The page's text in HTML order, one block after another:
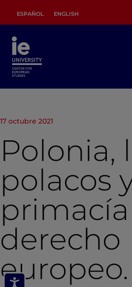
ESPAÑOL ENGLISH
17 octubre 2021
Polonia,
polacos
derecho
europeo.